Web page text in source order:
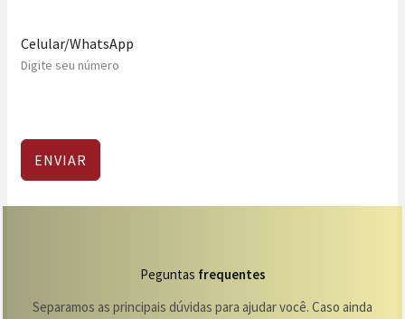
Celular/WhatsApp
Digite seu número
ENVIAR
Peguntas frequentes
Separamos as principais dúvidas para ajudar você. Caso ainda